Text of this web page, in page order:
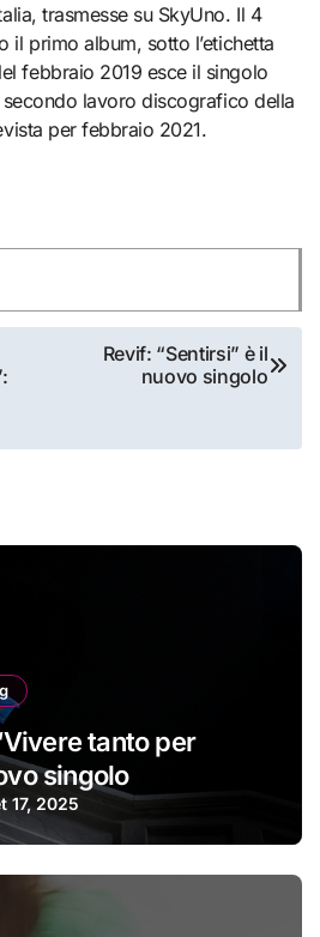
trasmesse su SkyUno. Il 4
il primo album, sotto l’etichetta
febbraio 2019 esce il singolo
secondo lavoro discografico della
per febbraio 2021.
Revif: “Sentirsi” è il
nuovo singolo
tanto per
singolo
17, 2025